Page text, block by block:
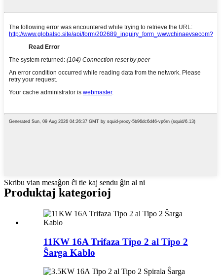
Skribu vian mesaĝon ĉi tie kaj sendu ĝin al ni
Produktaj kategorioj
11KW 16A Trifaza Tipo 2 al Tipo 2
Ŝarga Kablo